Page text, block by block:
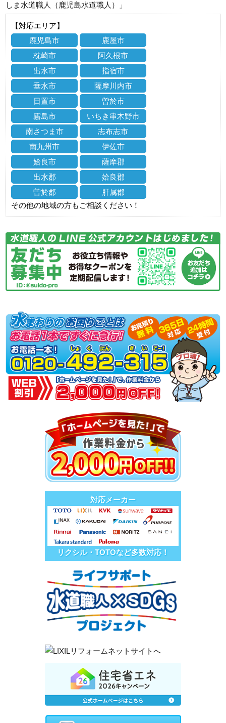
しま水道職人（鹿児島水道職人）」
【対応エリア】
鹿児島市
鹿屋市
枕崎市
阿久根市
出水市
指宿市
垂水市
薩摩川内市
日置市
曽於市
霧島市
いちき串木野市
南さつま市
志布志市
南九州市
伊佐市
姶良市
薩摩郡
出水郡
姶良郡
曽於郡
肝属郡
その他の地域の方もご相談ください！
対応メーカー
リクシル・TOTOなど多数対応！